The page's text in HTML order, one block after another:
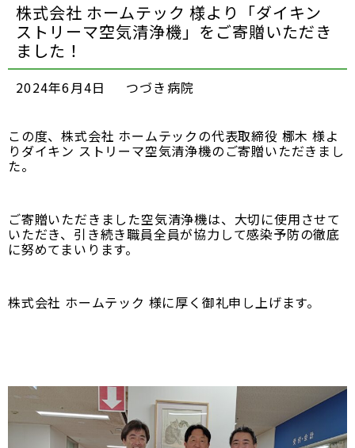
株式会社 ホームテック 様より「ダイキン
ストリーマ空気清浄機」をご寄贈いただき
ました！
2024年6月4日 つづき病院
この度、株式会社 ホームテックの代表取締役 梛木 様よ
りダイキン ストリーマ空気清浄機のご寄贈いただきまし
た。
ご寄贈いただきました空気清浄機は、大切に使用させて
いただき、 引き続き職員全員が協力して感染予防の徹底
に努めてまいります。
株式会社 ホームテック 様に厚く御礼申し上げます。